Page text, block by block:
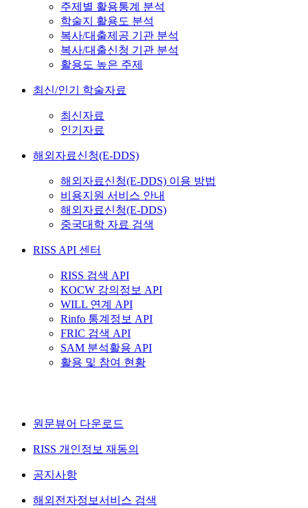
주제별 활용통계 분석
학술지 활용도 분석
복사/대출제공 기관 분석
복사/대출신청 기관 분석
활용도 높은 주제
최신/인기 학술자료
최신자료
인기자료
해외자료신청(E-DDS)
해외자료신청(E-DDS) 이용 방법
비용지원 서비스 안내
해외자료신청(E-DDS)
중국대학 자료 검색
RISS API 센터
RISS 검색 API
KOCW 강의정보 API
WILL 연계 API
Rinfo 통계정보 API
FRIC 검색 API
SAM 분석활용 API
활용 및 참여 현황
원문뷰어 다운로드
RISS 개인정보 재동의
공지사항
해외전자정보서비스 검색